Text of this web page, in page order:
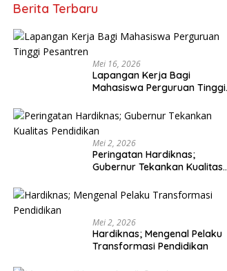
Berita Terbaru
Mei 16, 2026
Lapangan Kerja Bagi
Mahasiswa Perguruan Tinggi
Mei 2, 2026
Peringatan Hardiknas;
Gubernur Tekankan Kualitas
Mei 2, 2026
Hardiknas; Mengenal Pelaku
Transformasi Pendidikan